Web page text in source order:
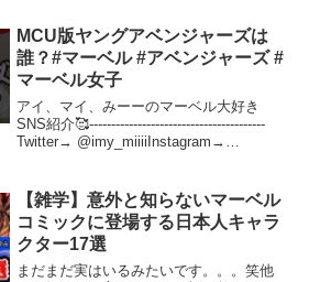
MCU版ヤングアベンジャーズは
誰？#マーベル #アベンジャーズ #
マーベル女子
アイ、マイ、みーーのマーベル大好き
SNS紹介🥰----------------------------------------
Twitter→ @imy_miiiiInstagram→
【雑学】意外と知らないマーベル
コミックに登場する日本人キャラ
クター17選
まだまだ実はいるみたいです。。。笑他